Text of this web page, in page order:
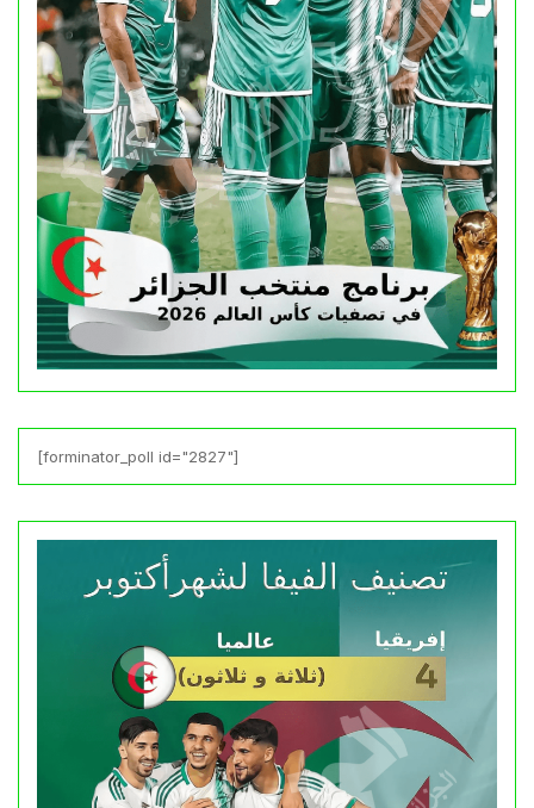
[forminator_poll id="2827"]